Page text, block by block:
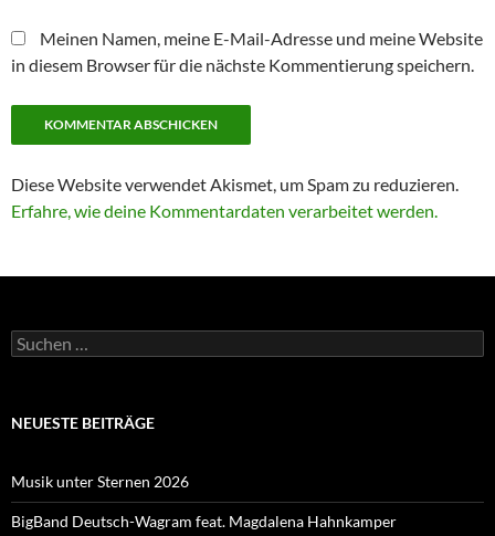
Meinen Namen, meine E-Mail-Adresse und meine Website
in diesem Browser für die nächste Kommentierung speichern.
Diese Website verwendet Akismet, um Spam zu reduzieren.
Erfahre, wie deine Kommentardaten verarbeitet werden.
Suche
nach:
NEUESTE BEITRÄGE
Musik unter Sternen 2026
BigBand Deutsch-Wagram feat. Magdalena Hahnkamper